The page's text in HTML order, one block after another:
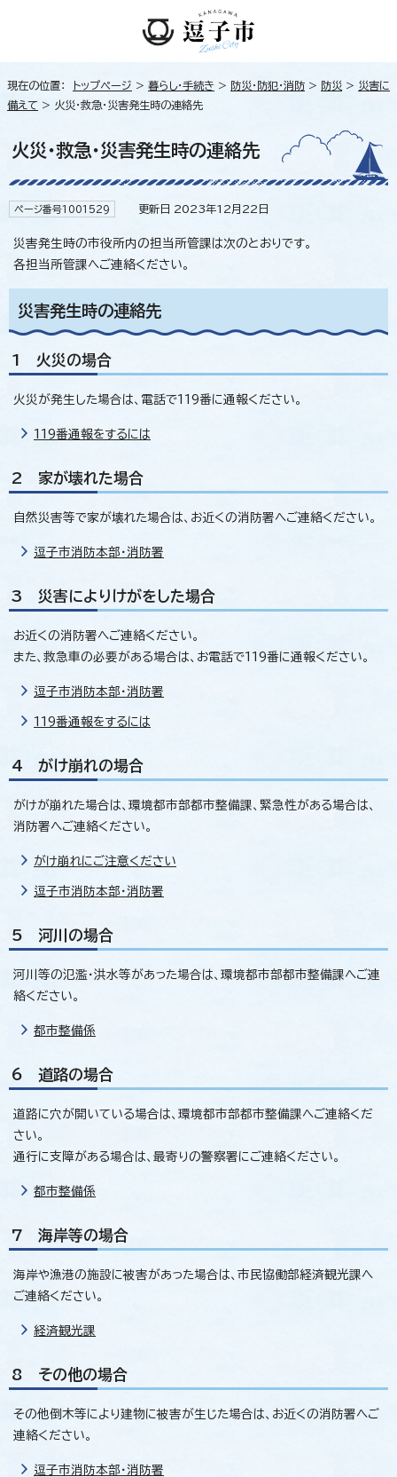
現在の位置： トップページ > 暮らし・手続き > 防災・防犯・消防 > 防災 > 災害に
備えて > 火災・救急・災害発生時の連絡先
火災・救急・災害発生時の連絡先
ページ番号1001529 更新日 2023年12月22日
災害発生時の市役所内の担当所管課は次のとおりです。
各担当所管課へご連絡ください。
災害発生時の連絡先
1 火災の場合
火災が発生した場合は、電話で119番に通報ください。
119番通報をするには
2 家が壊れた場合
自然災害等で家が壊れた場合は、お近くの消防署へご連絡ください。
逗子市消防本部・消防署
3 災害によりけがをした場合
お近くの消防署へご連絡ください。
また、救急車の必要がある場合は、お電話で119番に通報ください。
逗子市消防本部・消防署
119番通報をするには
4 がけ崩れの場合
がけが崩れた場合は、環境都市部都市整備課、緊急性がある場合は、
消防署へご連絡ください。
がけ崩れにご注意ください
逗子市消防本部・消防署
5 河川の場合
河川等の氾濫・洪水等があった場合は、環境都市部都市整備課へご連
絡ください。
都市整備係
6 道路の場合
道路に穴が開いている場合は、環境都市部都市整備課へご連絡くだ
さい。
通行に支障がある場合は、最寄りの警察署にご連絡ください。
都市整備係
7 海岸等の場合
海岸や漁港の施設に被害があった場合は、市民協働部経済観光課へ
ご連絡ください。
経済観光課
8 その他の場合
その他倒木等により建物に被害が生じた場合は、お近くの消防署へご
連絡ください。
逗子市消防本部・消防署